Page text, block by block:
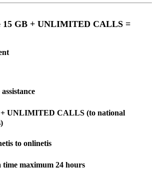
15 GB + UNLIMITED CALLS =
+ UNLIMITED CALLS (to national
to onlinetis
maximum 24 hours